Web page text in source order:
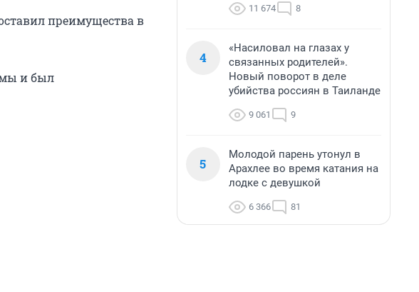
преимущества в
и был
11 674 8
4
«Насиловал на глазах у
связанных родителей».
Новый поворот в деле
убийства россиян в Таиланде
9 061 9
5
Молодой парень утонул в
Арахлее во время катания на
лодке с девушкой
6 366 81